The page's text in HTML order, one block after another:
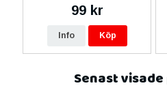
99 kr
Info Köp
Senast